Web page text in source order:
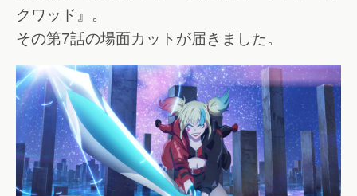
クワッド』。
その第7話の場面カットが届きました。